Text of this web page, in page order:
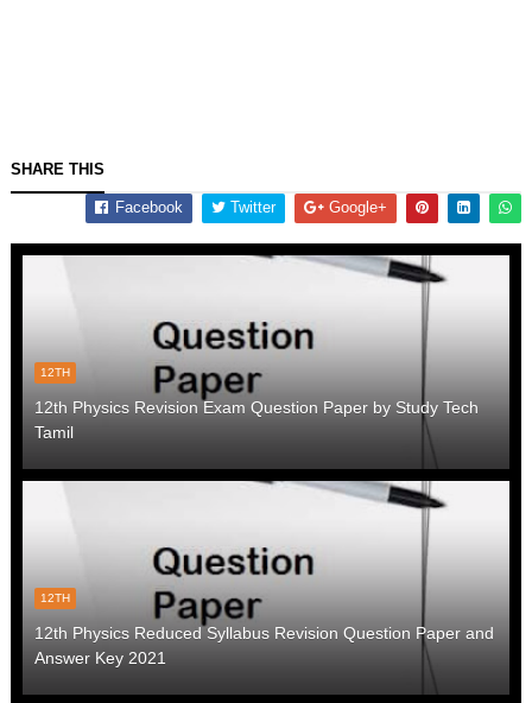
SHARE THIS
Facebook Twitter Google+
12TH
12th Physics Revision Exam Question Paper by Study Tech
Tamil
12TH
12th Physics Reduced Syllabus Revision Question Paper and
Answer Key 2021